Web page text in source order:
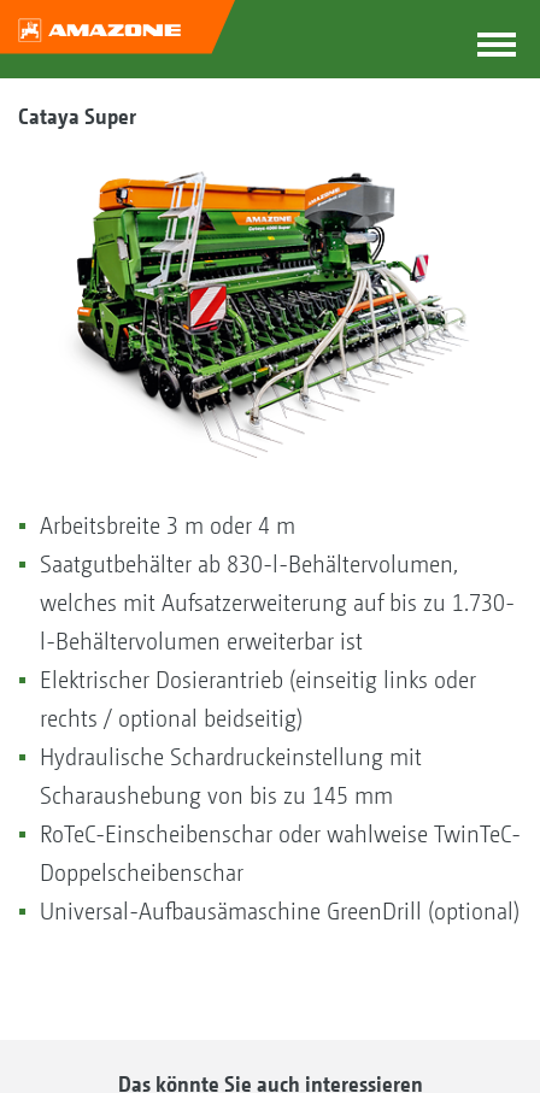
Cataya Super
Arbeitsbreite 3 m oder 4 m
Saatgutbehälter ab 830-l-Behältervolumen,
welches mit Aufsatzerweiterung auf bis zu 1.730-
l-Behältervolumen erweiterbar ist
Elektrischer Dosierantrieb (einseitig links oder
rechts / optional beidseitig)
Hydraulische Schardruckeinstellung mit
Scharaushebung von bis zu 145 mm
RoTeC-Einscheibenschar oder wahlweise TwinTeC-
Doppelscheibenschar
Universal-Aufbausämaschine GreenDrill (optional)
Das könnte Sie auch interessieren